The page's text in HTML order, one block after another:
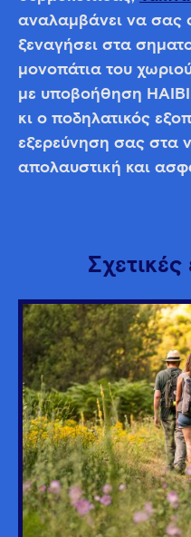
αναλαμβάνει να σας
ξεναγήσει στα
μονοπάτια του
με υποβοήθηση
κι ο ποδηλατικός
εξερεύνηση σας στα
απολαυστική και